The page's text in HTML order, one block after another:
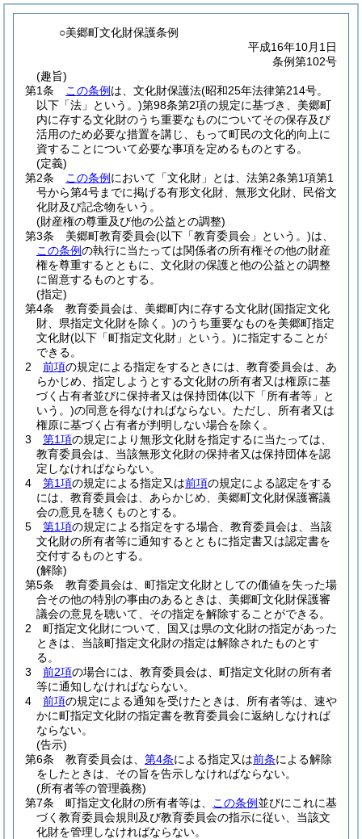
○美郷町文化財保護条例
平成16年10月1日
条例第102号
(趣旨)
第1条
この条例 は、文化財保護法(昭和25年法律第214号。
以下「法」という。)第98条第2項の規定に基づき、美郷町
内に存する文化財のうち重要なものについてその保存及び
活用のため必要な措置を講じ、もって町民の文化的向上に
資することについて必要な事項を定めるものとする。
(定義)
第2条
この条例 において「文化財」とは、法第2条第1項第1
号から第4号までに掲げる有形文化財、無形文化財、民俗文
化財及び記念物をいう。
(財産権の尊重及び他の公益との調整)
第3条
美郷町教育委員会(以下「教育委員会」という。)は、
この条例の執行に当たっては関係者の所有権その他の財産
権を尊重するとともに、文化財の保護と他の公益との調整
に留意するものとする。
(指定)
第4条
教育委員会は、美郷町内に存する文化財(国指定文化
財、県指定文化財を除く。)のうち重要なものを美郷町指定
文化財(以下「町指定文化財」という。)に指定することが
できる。
2
前項の規定による指定をするときには、教育委員会は、あ
らかじめ、指定しようとする文化財の所有者又は権原に基
づく占有者並びに保持者又は保持団体(以下「所有者等」と
いう。)の同意を得なければならない。 ただし、所有者又は
権原に基づく占有者が判明しない場合を除く。
3
第1項の規定により無形文化財を指定するに当たっては、
教育委員会は、当該無形文化財の保持者又は保持団体を認
定しなければならない。
4
第1項の規定による指定又は前項の規定による認定をする
には、教育委員会は、あらかじめ、美郷町文化財保護審議
会の意見を聴くものとする。
5
第1項の規定による指定をする場合、教育委員会は、当該
文化財の所有者等に通知するとともに指定書又は認定書を
交付するものとする。
(解除)
第5条
教育委員会は、町指定文化財としての価値を失った場
合その他の特別の事由のあるときは、美郷町文化財保護審
議会の意見を聴いて、その指定を解除することができる。
2
町指定文化財について、国又は県の文化財の指定があった
ときは、当該町指定文化財の指定は解除されたものとす
る。
3
前2項の場合には、教育委員会は、町指定文化財の所有者
等に通知しなければならない。
4
前項の規定による通知を受けたときは、所有者等は、速や
かに町指定文化財の指定書を教育委員会に返納しなければ
ならない。
(告示)
第6条
教育委員会は、 第4条による指定又は前条による解除
をしたときは、その旨を告示しなければならない。
(所有者等の管理義務)
第7条
町指定文化財の所有者等は、 この条例 並びにこれに基
づく教育委員会規則及び教育委員会の指示に従い、当該文
化財を管理しなければならない。